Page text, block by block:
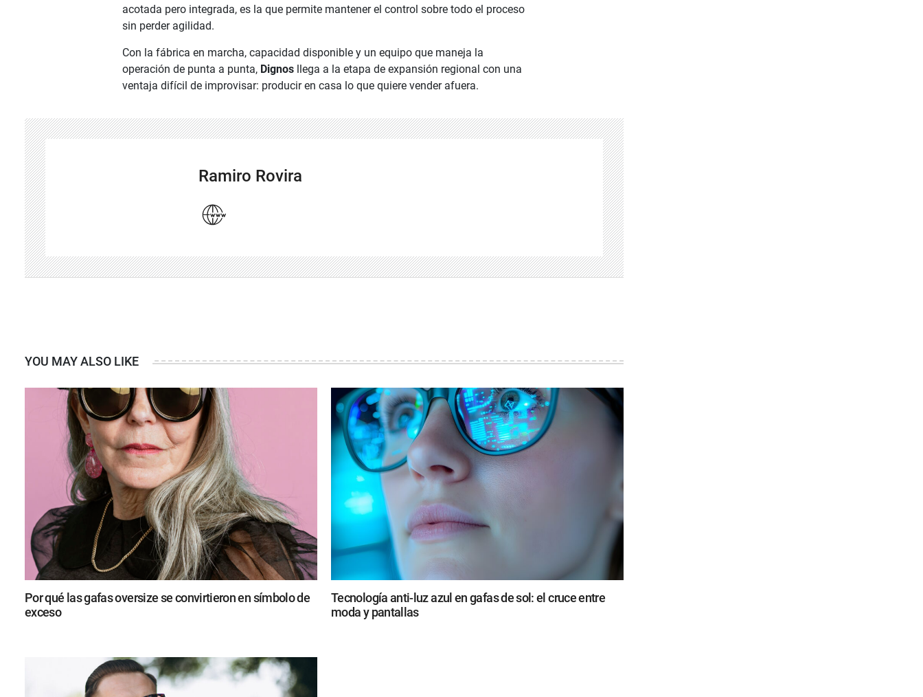
acotada pero integrada, es la que permite mantener el control sobre todo el proceso
sin perder agilidad.
Con la fábrica en marcha, capacidad disponible y un equipo que maneja la
operación de punta a punta, Dignos llega a la etapa de expansión regional con una
ventaja difícil de improvisar: producir en casa lo que quiere vender afuera.
Ramiro Rovira
YOU MAY ALSO LIKE
Por qué las gafas oversize se convirtieron en símbolo de
exceso
Tecnología anti-luz azul en gafas de sol: el cruce entre
moda y pantallas